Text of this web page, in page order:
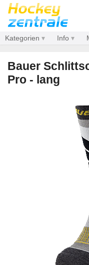
Kategorien Info
Bauer
Pro - lang